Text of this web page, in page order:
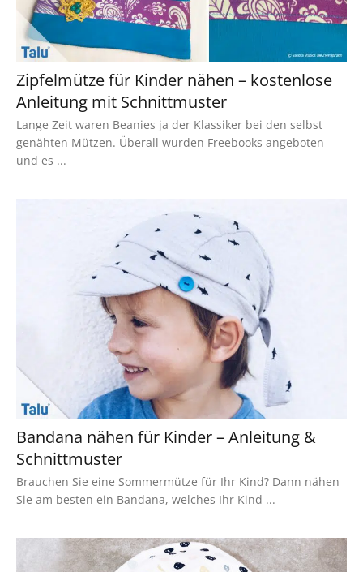
Zipfelmütze für Kinder nähen – kostenlose
Anleitung mit Schnittmuster
Lange Zeit waren Beanies ja der Klassiker bei den selbst
genähten Mützen. Überall wurden Freebooks angeboten
und es ...
Bandana nähen für Kinder – Anleitung &
Schnittmuster
Brauchen Sie eine Sommermütze für Ihr Kind? Dann nähen
Sie am besten ein Bandana, welches Ihr Kind ...